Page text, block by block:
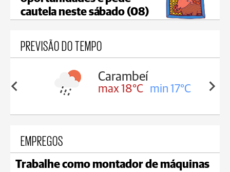
cautela neste sábado (08)
PREVISÃO DO TEMPO
18°C
Carambeí
max 18°C min 17°C
EMPREGOS
Trabalhe como montador de máquinas